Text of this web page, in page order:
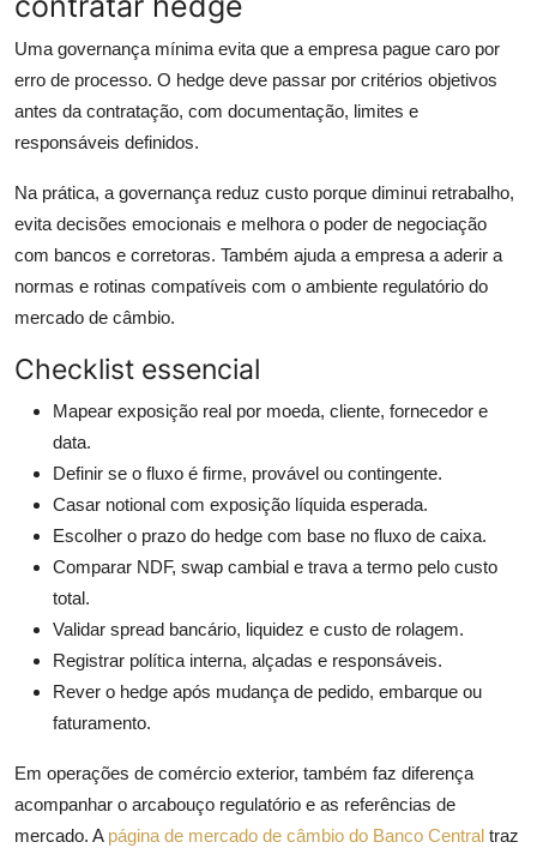
Uma governança mínima evita que a empresa pague caro por
erro de processo. O hedge deve passar por critérios objetivos
antes da contratação, com documentação, limites e
responsáveis definidos.
Na prática, a governança reduz custo porque diminui retrabalho,
evita decisões emocionais e melhora o poder de negociação
com bancos e corretoras. Também ajuda a empresa a aderir a
normas e rotinas compatíveis com o ambiente regulatório do
mercado de câmbio.
Checklist essencial
Mapear exposição real por moeda, cliente, fornecedor e
data.
Definir se o fluxo é firme, provável ou contingente.
Casar notional com exposição líquida esperada.
Escolher o prazo do hedge com base no fluxo de caixa.
Comparar NDF, swap cambial e trava a termo pelo custo
total.
Validar spread bancário, liquidez e custo de rolagem.
Registrar política interna, alçadas e responsáveis.
Rever o hedge após mudança de pedido, embarque ou
faturamento.
Em operações de comércio exterior, também faz diferença
acompanhar o arcabouço regulatório e as referências de
mercado. A página de mercado de câmbio do Banco Central traz